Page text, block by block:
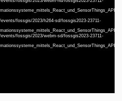
fossgis/2023/h264-sd/fossgis2023-23711-
fossgis/2023/webm-sd/fossgis2023-23711-
deu 1080p (mp4)
deu 1080p (webm)